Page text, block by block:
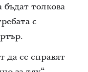
толкова
с
да се справят